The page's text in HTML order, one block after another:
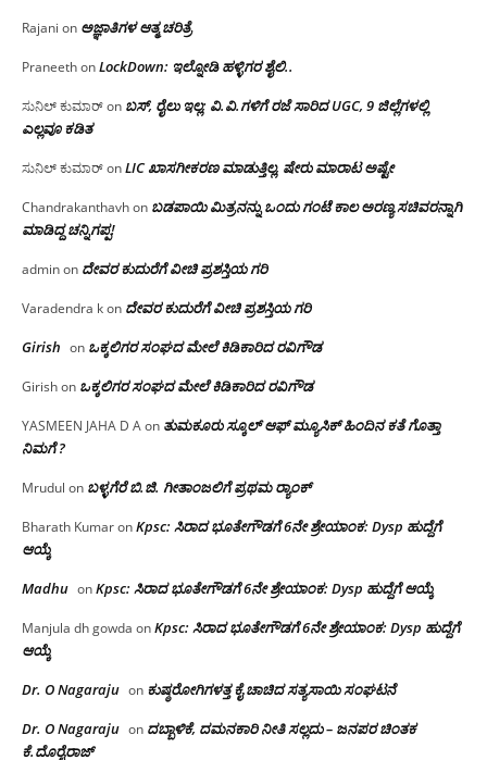
Rajani on ಅಜ್ಞಾತಿಗಳ ಆತ್ಮ ಚರಿತ್ರೆ
PraneethonLockDown: ಇಲ್ನೋಡಿ ಹಳ್ಳಿಗರ ಶೈಲಿ..
ಸುನಿಲ್ ಕುಮಾರ್on ಬಸ್, ರೈಲು ಇಲ್ಲ; ವಿ.ವಿ.ಗಳಿಗೆ ರಜೆ ಸಾರಿದ UGC, 9 ಜಿಲ್ಲೆಗಳಲ್ಲಿ
ಎಲ್ಲವೂ ಕಡಿತ
ಸುನಿಲ್ ಕುಮಾರ್onLIC ಖಾಸಗೀಕರಣ ಮಾಡುತ್ತಿಲ್ಲ, ಷೇರು ಮಾರಾಟ ಅಷ್ಟೇ
Chandrakanthavhon ಬಡಪಾಯಿ ಮಿತ್ರನನ್ನು ಒಂದು ಗಂಟೆ ಕಾಲ ಅರಣ್ಯ ಸಚಿವರನ್ನಾಗಿ
ಮಾಡಿದ್ದ ಚನ್ನಿಗಪ್ಪ!
adminon ದೇವರ ಕುದುರೆಗೆ ವೀಚಿ ಪ್ರಶಸ್ತಿಯ ಗರಿ
Varadendra kon ದೇವರ ಕುದುರೆಗೆ ವೀಚಿ ಪ್ರಶಸ್ತಿಯ ಗರಿ
Girish on ಒಕ್ಕಲಿಗರ ಸಂಘದ ಮೇಲೆ ಕಿಡಿಕಾರಿದ ರವಿಗೌಡ
Girishon ಒಕ್ಕಲಿಗರ ಸಂಘದ ಮೇಲೆ ಕಿಡಿಕಾರಿದ ರವಿಗೌಡ
YASMEEN JAHA D Aon ತುಮಕೂರು ಸ್ಕೂಲ್ ಆಫ್ ಮ್ಯೂಸಿಕ್ ಹಿಂದಿನ ಕತೆ ಗೊತ್ತಾ
ನಿಮಗೆ ?
Mrudul on ಬಳ್ಳಗೆರೆ ಬಿ.ಜಿ. ಗೀತಾಂಜಲಿಗೆ ಪ್ರಥಮ ರ‌್ಯಾಂಕ್
Bharath KumaronKpsc: ಸಿರಾದ ಭೂತೇಗೌಡಗೆ 6ನೇ ಶ್ರೇಯಾಂಕ: Dysp ಹುದ್ದೆಗೆ
ಆಯ್ಕೆ
Madhu onKpsc: ಸಿರಾದ ಭೂತೇಗೌಡಗೆ 6ನೇ ಶ್ರೇಯಾಂಕ: Dysp ಹುದ್ದೆಗೆ ಆಯ್ಕೆ
Manjula dh gowda onKpsc: ಸಿರಾದ ಭೂತೇಗೌಡಗೆ 6ನೇ ಶ್ರೇಯಾಂಕ: Dysp ಹುದ್ದೆಗೆ
ಆಯ್ಕೆ
Dr. O Nagaraju on ಕುಷ್ಠರೋಗಿಗಳತ್ತ ಕೈ ಚಾಚಿದ ಸತ್ಯಸಾಯಿ ಸಂಘಟನೆ
Dr. O Nagaraju on ದಬ್ಬಾಳಿಕೆ, ದಮನಕಾರಿ ನೀತಿ ಸಲ್ಲದು – ಜನಪರ ಚಿಂತಕ
ಕೆ.ದೊರೈರಾಜ್